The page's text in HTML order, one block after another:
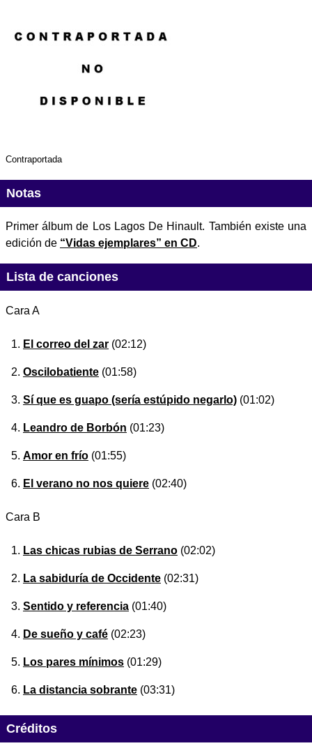
Contraportada
Notas
Primer álbum de Los Lagos De Hinault. También existe una
edición de “Vidas ejemplares” en CD.
Lista de canciones
Cara A
El correo del zar (02:12)
Oscilobatiente (01:58)
Sí que es guapo (sería estúpido negarlo) (01:02)
Leandro de Borbón (01:23)
Amor en frío (01:55)
El verano no nos quiere (02:40)
Cara B
Las chicas rubias de Serrano (02:02)
La sabiduría de Occidente (02:31)
Sentido y referencia (01:40)
De sueño y café (02:23)
Los pares mínimos (01:29)
La distancia sobrante (03:31)
Créditos